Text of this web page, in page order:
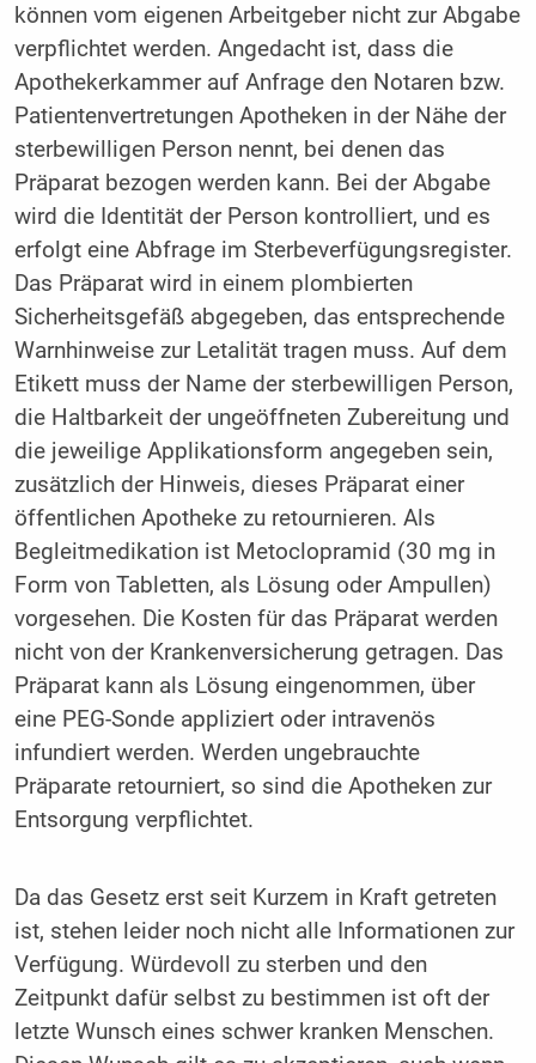
können vom eigenen Arbeitgeber nicht zur Abgabe
verpflichtet werden. Angedacht ist, dass die
Apothekerkammer auf Anfrage den Notaren bzw.
Patientenvertretungen Apotheken in der Nähe der
sterbewilligen Person nennt, bei denen das
Präparat bezogen werden kann. Bei der Abgabe
wird die Identität der Person kontrolliert, und es
erfolgt eine Abfrage im Sterbeverfügungsregister.
Das Präparat wird in einem plombierten
Sicherheitsgefäß abgegeben, das entsprechende
Warnhinweise zur Letalität tragen muss. Auf dem
Etikett muss der Name der sterbewilligen Person,
die Haltbarkeit der ungeöffneten Zubereitung und
die jeweilige Applikationsform angegeben sein,
zusätzlich der Hinweis, dieses Präparat einer
öffentlichen Apotheke zu retournieren. Als
Begleitmedikation ist Metoclopramid (30 mg in
Form von Tabletten, als Lösung oder Ampullen)
vorgesehen. Die Kosten für das Präparat werden
nicht von der Krankenversicherung getragen. Das
Präparat kann als Lösung eingenommen, über
eine PEG-Sonde appliziert oder intravenös
infundiert werden. Werden ungebrauchte
Präparate retourniert, so sind die Apotheken zur
Entsorgung verpflichtet.
Da das Gesetz erst seit Kurzem in Kraft getreten
ist, stehen leider noch nicht alle Informationen zur
Verfügung. Würdevoll zu sterben und den
Zeitpunkt dafür selbst zu bestimmen ist oft der
letzte Wunsch eines schwer kranken Menschen.